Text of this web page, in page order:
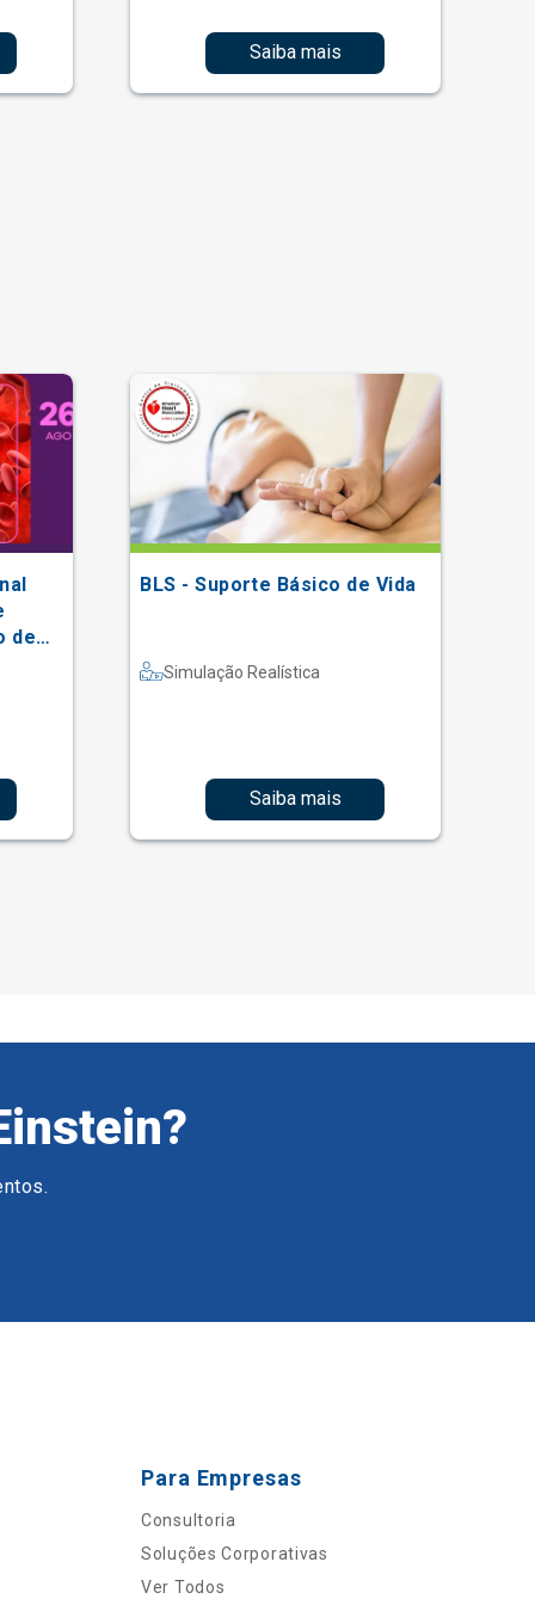
Saiba mais
de
BLS - Suporte Básico de Vida
Simulação Realística
Saiba mais
Para Empresas
Consultoria
Soluções Corporativas
Ver Todos